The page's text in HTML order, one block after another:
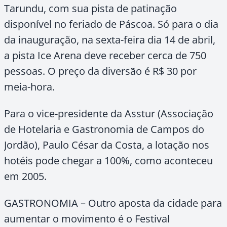
Tarundu, com sua pista de patinação
disponível no feriado de Páscoa. Só para o dia
da inauguração, na sexta-feira dia 14 de abril,
a pista Ice Arena deve receber cerca de 750
pessoas. O preço da diversão é R$ 30 por
meia-hora.
Para o vice-presidente da Asstur (Associação
de Hotelaria e Gastronomia de Campos do
Jordão), Paulo César da Costa, a lotação nos
hotéis pode chegar a 100%, como aconteceu
em 2005.
GASTRONOMIA – Outro aposta da cidade para
aumentar o movimento é o Festival